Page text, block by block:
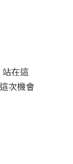
在這
次機會